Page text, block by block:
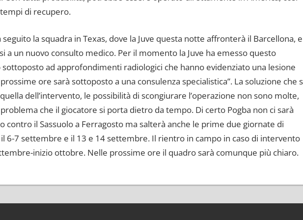
di recupero.
la squadra in Texas, dove la Juve questa notte affronterà il Barcellona, e
a un nuovo consulto medico. Per il momento la Juve ha emesso questo
sottoposto ad approfondimenti radiologici che hanno evidenziato una lesione
ore sarà sottoposto a una consulenza specialistica”. La soluzione che
dell’intervento, le possibilità di scongiurare l’operazione non sono molte,
che il giocatore si porta dietro da tempo. Di certo Pogba non ci sarà
contro il Sassuolo a Ferragosto ma salterà anche le prime due giornate di
6-7 settembre e il 13 e 14 settembre. Il rientro in campo in caso di intervento
inizio ottobre. Nelle prossime ore il quadro sarà comunque più chiaro.